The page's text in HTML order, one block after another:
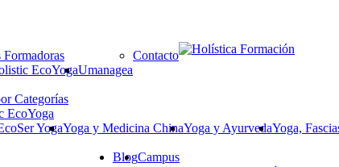
Formadoras
EcoYogaUmanagea
Contacto
Categorías
EcoYoga
YogaYoga y Medicina ChinaYoga y AyurvedaYoga,
BlogCampus